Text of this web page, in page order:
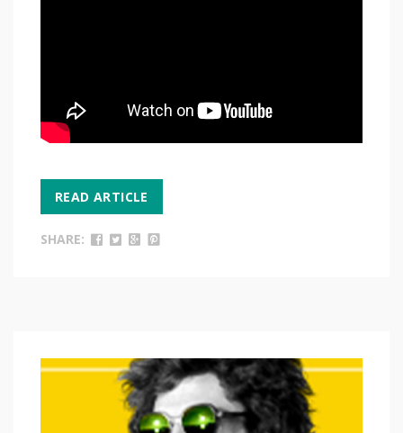
READ ARTICLE
SHARE: